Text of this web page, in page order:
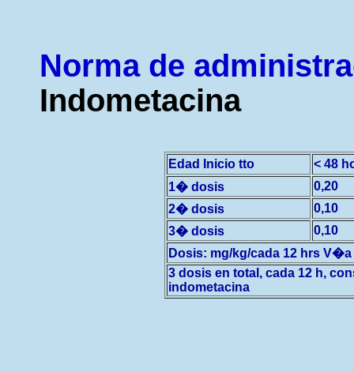
Norma de
Indometacina
Edad Inicio tto
< 48
1� dosis
0,20
2� dosis
0,10
3� dosis
0,10
Dosis: mg/kg/cada 12 hrs
3 dosis en total, cada 12 h,
indometacina